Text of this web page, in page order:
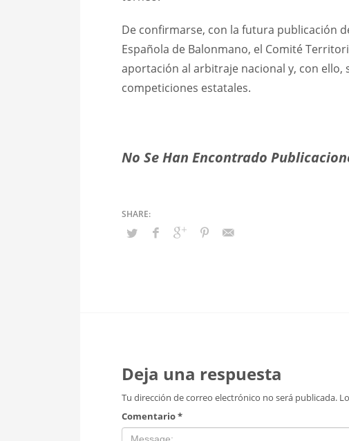
De confirmarse, con la futura publicación
Española de Balonmano, el Comité
aportación al arbitraje nacional y, con
competiciones estatales.
No Se Han Encontrado
Deja una respuesta
Tu dirección de correo electrónico no será publicada.
Comentario*